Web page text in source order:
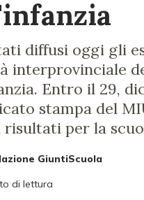
diffusi oggi gli
interprovinciale
Entro il 29,
stampa del
risultati per la
GiuntiScuola
di lettura